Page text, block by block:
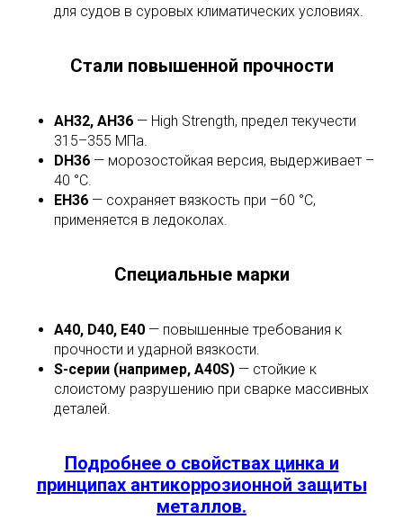
для судов в суровых климатических условиях.
Стали повышенной прочности
AH32, AH36 — High Strength, предел текучести
315–355 МПа.
DH36 — морозостойкая версия, выдерживает –
40 °C.
EH36 — сохраняет вязкость при –60 °C,
применяется в ледоколах.
Специальные марки
A40, D40, E40 — повышенные требования к
прочности и ударной вязкости.
S-серии (например, A40S) — стойкие к
слоистому разрушению при сварке массивных
деталей.
Подробнее о свойствах цинка и
принципах антикоррозионной защиты
металлов.